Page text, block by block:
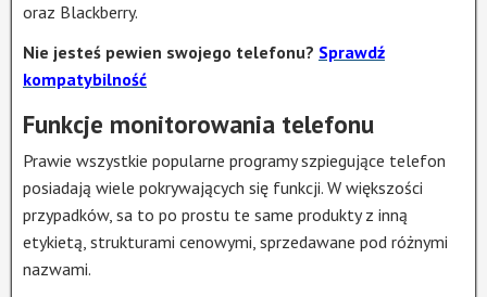
oraz Blackberry.
Nie jesteś pewien swojego telefonu? Sprawdź
kompatybilność
Funkcje monitorowania telefonu
Prawie wszystkie popularne programy szpiegujące telefon
posiadają wiele pokrywających się funkcji. W większości
przypadków, sa to po prostu te same produkty z inną
etykietą, strukturami cenowymi, sprzedawane pod różnymi
nazwami.